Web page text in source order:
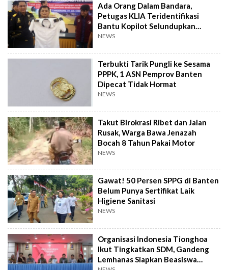
Ada Orang Dalam Bandara,
Petugas KLIA Teridentifikasi
Bantu Kopilot Selundupkan
Ekstasi ke Indonesia
NEWS
Terbukti Tarik Pungli ke Sesama
PPPK, 1 ASN Pemprov Banten
Dipecat Tidak Hormat
NEWS
Takut Birokrasi Ribet dan Jalan
Rusak, Warga Bawa Jenazah
Bocah 8 Tahun Pakai Motor
NEWS
Gawat! 50 Persen SPPG di Banten
Belum Punya Sertifikat Laik
Higiene Sanitasi
NEWS
Organisasi Indonesia Tionghoa
Ikut Tingkatkan SDM, Gandeng
Lemhanas Siapkan Beasiswa